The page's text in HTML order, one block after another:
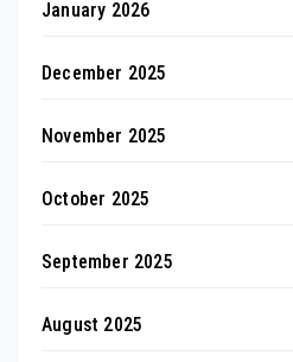
January 2026
December 2025
November 2025
October 2025
September 2025
August 2025